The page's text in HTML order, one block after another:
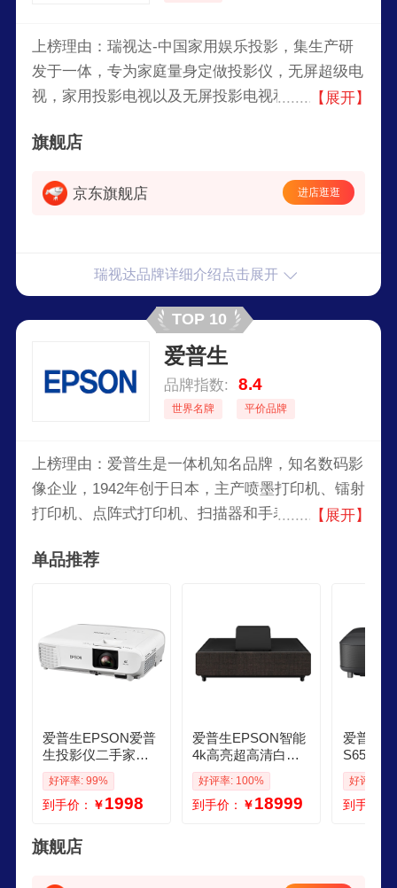
上榜理由：瑞视达-中国家用娱乐投影，集生产研
发于一体，专为家庭量身定做投影仪，无屏超级电
视，家用投影电视以及无屏投影电视和家用投影
【展开】
旗舰店
京东旗舰店 进店逛逛
瑞视达品牌详细介绍点击展开
TOP 10
爱普生
品牌指数: 8.4
世界名牌 平价品牌
上榜理由：爱普生是一体机知名品牌，知名数码影
像企业，1942年创于日本，主产喷墨打印机、镭射
打印机、点阵式打印机、扫描器和手表、智能设备
品牌理念，致力于提供创新和高质量的产品，以满
【展开】
单品推荐
爱普生EPSON爱普
生投影仪二手家用
全高清 商用办公会
议投影机激光电视
长焦超短焦便携108
CBX393500流明 对
比度1万51
好评率: 99%
到手价： ￥1998
爱普生EPSON智能
4k高亮超高清白天
激光电视家用3d超
短焦投影仪家庭影
院高端客厅加带幕
好评率: 100%
到手价： ￥18999
爱普生
S650B
K激光电
高亮投
光影院
好评率:
到手价：
旗舰店